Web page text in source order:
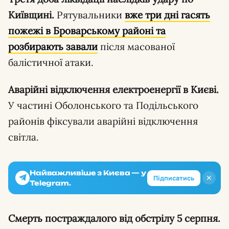
Київщині. Рятувальники вже три дні гасять
пожежі в Броварському районі та
розбирають завали після масованої
балістичної атаки.
Аварійні відключення електроенергії в Києві.
У частині Оболонського та Подільського
районів фіксували аварійні відключення
світла.
✕
Найважливіше з Києва — у
Telegram.
Підписатись
Смерть постраждалого від обстрілу 5 серпня.